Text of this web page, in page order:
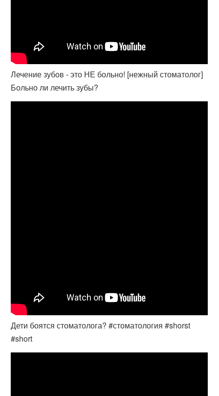
Лечение зубов - это НЕ больно! [нежный стоматолог]
Больно ли лечить зубы?
Дети боятся стоматолога? #стоматология #shorst
#short